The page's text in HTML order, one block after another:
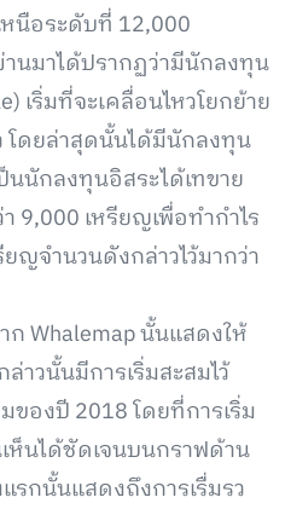
หนือระดับที่ 12,000
นมาได้ปรากฏว่ามีนักลงทุน
เริ่มที่จะเคลื่อนไหวโยกย้าย
โดยล่าสุดนั้นได้มีนักลงทุน
นนักลงทุนอิสระได้เทขาย
9,000 เหรียญเพื่อทำกำไร
ญจำนวนดังกล่าวไว้มากว่า
Whalemap นั้นแสดงให้
าวนั้นมีการเริ่มสะสมไว้
ของปี 2018 โดยที่การเริ่ม
นได้ชัดเจนบนกราฟด้าน
รกนั้นแสดงถึงการเรื่มรว